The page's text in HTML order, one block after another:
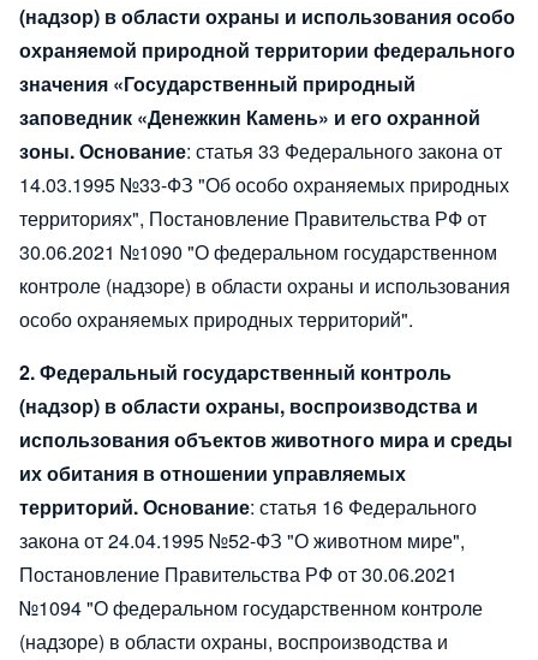
(надзор) в области охраны и использования особо
охраняемой природной территории федерального
значения «Государственный природный
заповедник «Денежкин Камень» и его охранной
зоны.Основание: статья 33 Федерального закона от
14.03.1995 №33-ФЗ "Об особо охраняемых природных
территориях", Постановление Правительства РФ от
30.06.2021 №1090 "О федеральном государственном
контроле (надзоре) в области охраны и использования
особо охраняемых природных территорий".
2. Федеральный государственный контроль
(надзор) в области охраны, воспроизводства и
использования объектов животного мира и среды
их обитания в отношении управляемых
территорий.Основание: статья 16 Федерального
закона от 24.04.1995 №52-ФЗ "О животном мире",
Постановление Правительства РФ от 30.06.2021
№1094 "О федеральном государственном контроле
(надзоре) в области охраны, воспроизводства и